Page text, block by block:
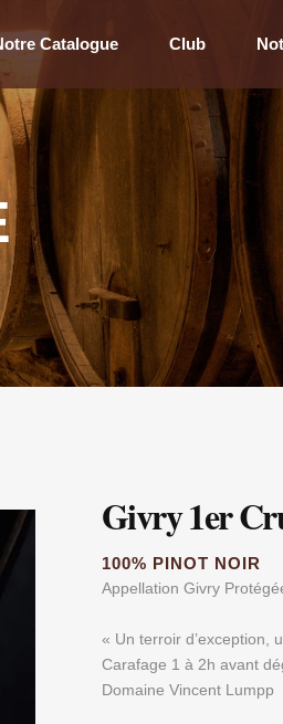
Catalogue Club
Givry 1er
100% PINOT NOIR
Appellation Givry
« Un terroir d’exception,
Carafage 1 à 2h avant
Domaine Vincent Lumpp